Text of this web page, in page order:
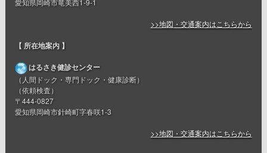
愛知県岡崎市竜美西1-9-1
>>地図・交通案内はこちらから
【 所在地案内 】
はるさき健診センター
（人間ドック・専門ドック・健康診断）
（依頼検査）
〒444-0827
愛知県岡崎市針崎町字春咲1-3
>>地図・交通案内はこちらから